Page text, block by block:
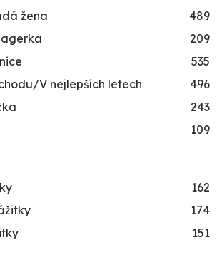
žena
489
209
535
V nejlepších letech
496
243
109
162
174
151